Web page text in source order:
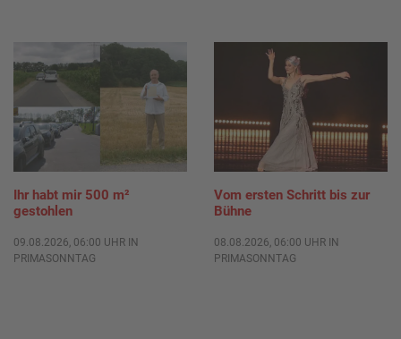
Ihr habt mir 500 m²
gestohlen
09.08.2026, 06:00 UHR IN
PRIMASONNTAG
Vom ersten Schritt bis zur
Bühne
08.08.2026, 06:00 UHR IN
PRIMASONNTAG